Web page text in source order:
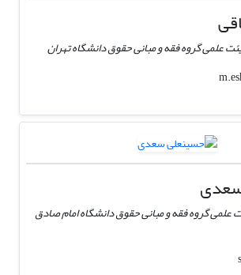
علمی گروه فقه و مبانی حقوق دانشگاه تهران
علمی گروه فقه و مبانی حقوق دانشگاه امام صادق